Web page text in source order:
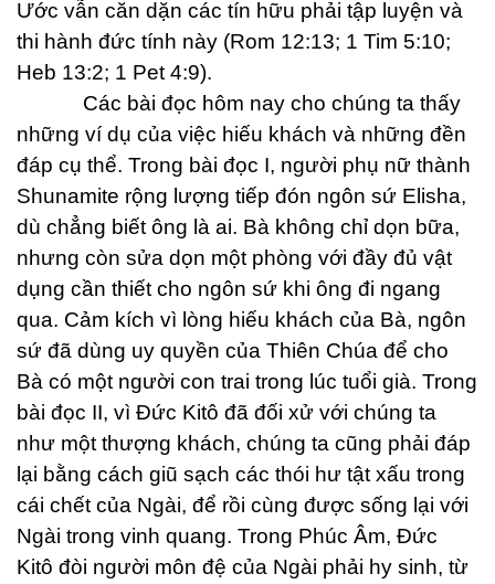
Ước vẫn căn dặn các tín hữu phải tập luyện và
thi hành đức tính này (Rom 12:13; 1 Tim 5:10;
Heb 13:2; 1 Pet 4:9).
Các bài đọc hôm nay cho chúng ta thấy
những ví dụ của việc hiếu khách và những đền
đáp cụ thể. Trong bài đọc I, người phụ nữ thành
Shunamite rộng lượng tiếp đón ngôn sứ Elisha,
dù chẳng biết ông là ai. Bà không chỉ dọn bữa,
nhưng còn sửa dọn một phòng với đầy đủ vật
dụng cần thiết cho ngôn sứ khi ông đi ngang
qua. Cảm kích vì lòng hiếu khách của Bà, ngôn
sứ đã dùng uy quyền của Thiên Chúa để cho
Bà có một người con trai trong lúc tuổi già. Trong
bài đọc II, vì Đức Kitô đã đối xử với chúng ta
như một thượng khách, chúng ta cũng phải đáp
lại bằng cách giũ sạch các thói hư tật xấu trong
cái chết của Ngài, để rồi cùng được sống lại với
Ngài trong vinh quang. Trong Phúc Âm, Đức
Kitô đòi người môn đệ của Ngài phải hy sinh, từ